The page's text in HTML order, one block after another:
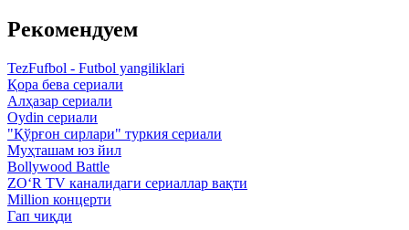
Рекомендуем
TezFufbol - Futbol yangiliklari
Қора бева сериали
Алҳазар сериали
Oydin сериали
"Қўрғон сирлари" туркия сериали
Муҳташам юз йил
Bollywood Battle
ZO‘R TV каналидаги сериаллар вақти
Million концерти
Гап чиқди